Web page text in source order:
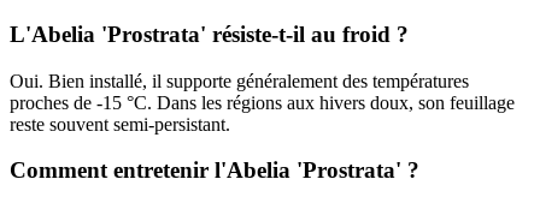
L'Abelia 'Prostrata' résiste-t-il au froid ?
Oui. Bien installé, il supporte généralement des températures
proches de -15 °C. Dans les régions aux hivers doux, son feuillage
reste souvent semi-persistant.
Comment entretenir l'Abelia 'Prostrata' ?